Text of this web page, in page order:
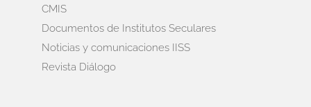
CMIS
Documentos de Institutos Seculares
Noticias y comunicaciones IISS
Revista Diálogo